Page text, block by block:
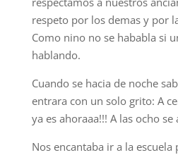
respeto por los demas y por
Como nino no se hababla si
hablando.
Cuando se hacia de noche
entrara con un solo grito: A
ya es ahoraaa!!! A las ocho
Nos encantaba ir a la